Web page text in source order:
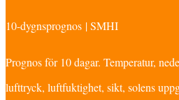
10-dygnsprognos | SMHI
Prognos för 10 dagar. Temperatur,
lufttryck, luftfuktighet, sikt, solens